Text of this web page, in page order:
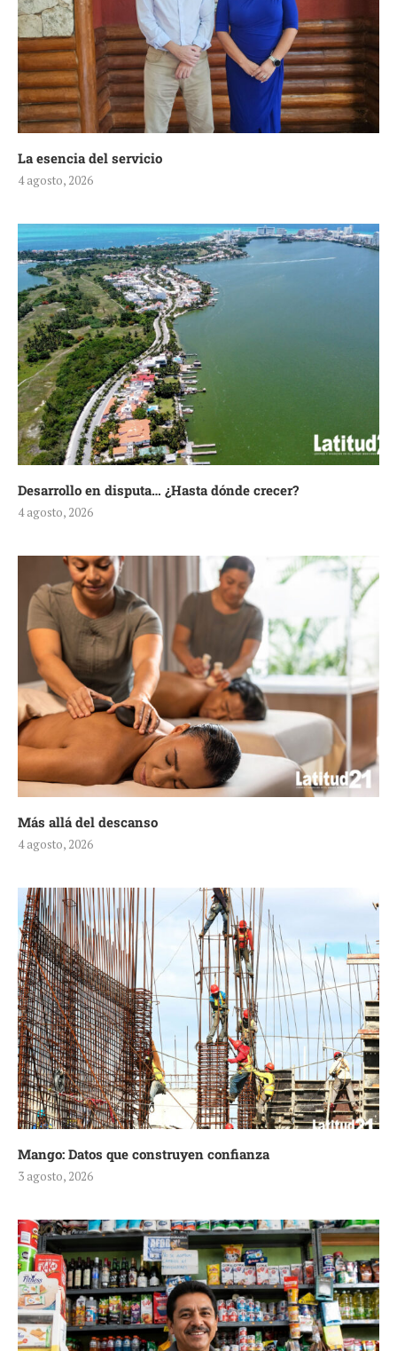
La esencia del servicio
4 agosto, 2026
Desarrollo en disputa… ¿Hasta dónde crecer?
4 agosto, 2026
Más allá del descanso
4 agosto, 2026
Mango: Datos que construyen confianza
3 agosto, 2026